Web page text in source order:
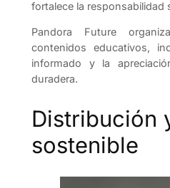
fortalece la responsabilidad
Pandora Future
contenidos educativos,
informado y la
duradera.
Distribución
sostenible